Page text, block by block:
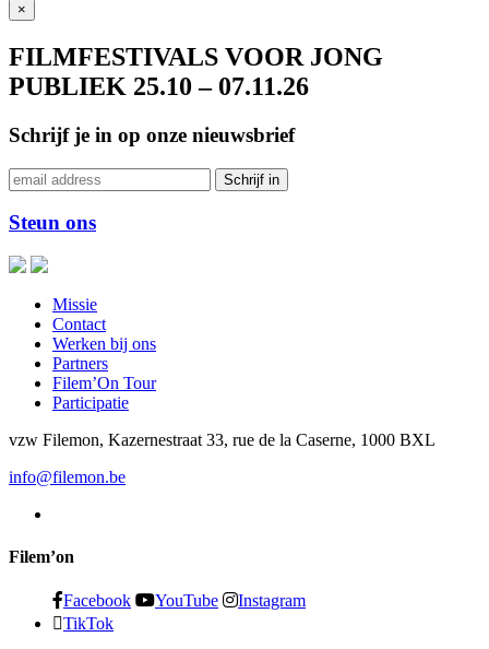
×
FILMFESTIVALS VOOR JONG
PUBLIEK 25.10 – 07.11.26
Schrijf je in op onze nieuwsbrief
Steun ons
Missie
Contact
Werken bij ons
Partners
Filem’On Tour
Participatie
vzw Filemon, Kazernestraat 33, rue de la Caserne, 1000 BXL
info@filemon.be
Filem’on
Facebook YouTube Instagram
TikTok